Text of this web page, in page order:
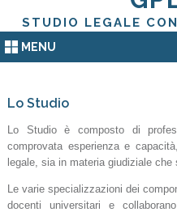
STUDIO LEGALE
MENU
Lo Studio
Lo Studio è composto di
comprovata esperienza e
legale, sia in materia giudiziale che
Le varie specializzazioni dei
docenti universitari e